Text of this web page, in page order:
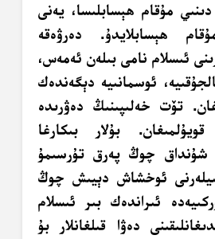
مۇقام ھېسابلىسا، يەنى
ھېسابلايدۇ. دەرۋەقە
ئىسلام نامى بىلەن ئەمەس،
ئوسمانىيە دېگەندەك
تۆت خەلىپىنىڭ دەۋرىدە
بۇلار بىكارغا
شۇنداق چوڭ پەرق تۇرسىمۇ
ئوخشاش دېيىش چوڭ
ئىراندەك بىر ئىسلام
دەۋا قىلغانلار بۇ